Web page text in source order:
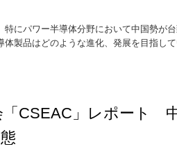
にパワー半導体分野において中国勢が
製品はどのような進化、発展を目指して
「CSEAC」レポート